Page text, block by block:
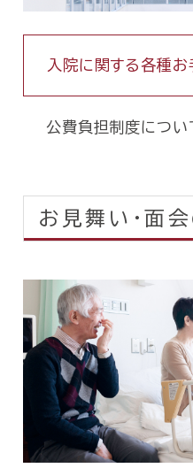
入院に関する各種お
公費負担制度につい
お見舞い・面